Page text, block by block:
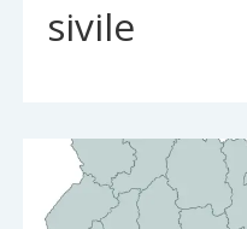
sivile